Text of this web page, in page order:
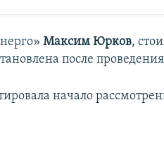
Максим Юрков,
после
начало